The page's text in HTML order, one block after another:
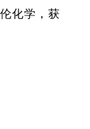
化学，获